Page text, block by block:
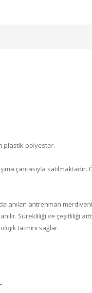
plastik-polyester.
çantasıyla
anılan antrenman
Sürekliliği ve çeşitliliği
tatmini sağlar.